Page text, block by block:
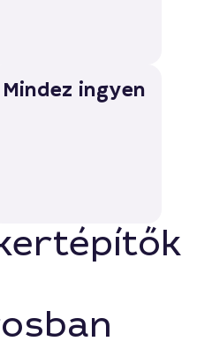
Mindez ingyen